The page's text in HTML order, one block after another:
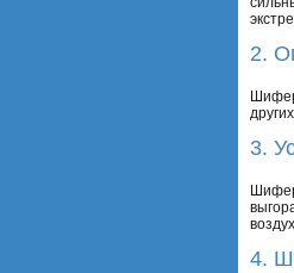
2.
3.
4.